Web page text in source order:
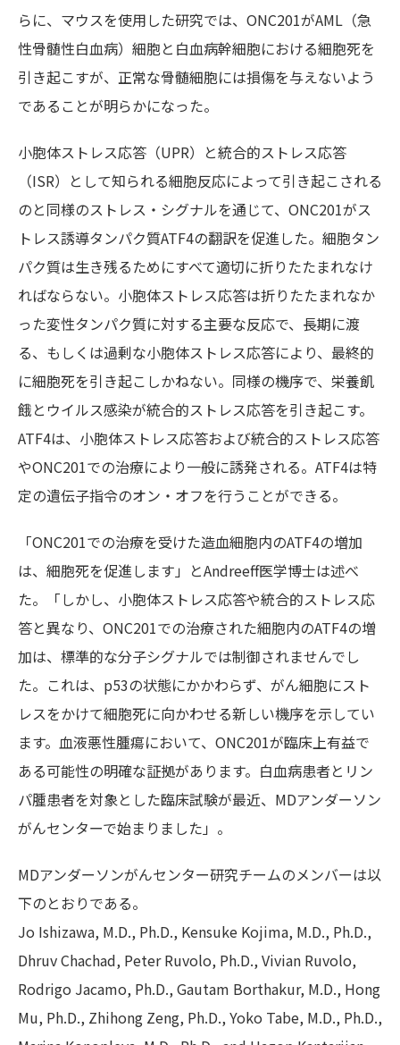
らに、マウスを使用した研究では、ONC201がAML（急
性骨髄性白血病）細胞と白血病幹細胞における細胞死を
引き起こすが、正常な骨髄細胞には損傷を与えないよう
であることが明らかになった。
小胞体ストレス応答（UPR）と統合的ストレス応答
（ISR）として知られる細胞反応によって引き起こされる
のと同様のストレス・シグナルを通じて、ONC201がス
トレス誘導タンパク質ATF4の翻訳を促進した。細胞タン
パク質は生き残るためにすべて適切に折りたたまれなけ
ればならない。小胞体ストレス応答は折りたたまれなか
った変性タンパク質に対する主要な反応で、長期に渡
る、もしくは過剰な小胞体ストレス応答により、最終的
に細胞死を引き起こしかねない。同様の機序で、栄養飢
餓とウイルス感染が統合的ストレス応答を引き起こす。
ATF4は、小胞体ストレス応答および統合的ストレス応答
やONC201での治療により一般に誘発される。ATF4は特
定の遺伝子指令のオン・オフを行うことができる。
「ONC201での治療を受けた造血細胞内のATF4の増加
は、細胞死を促進します」とAndreeff医学博士は述べ
た。「しかし、小胞体ストレス応答や統合的ストレス応
答と異なり、ONC201での治療された細胞内のATF4の増
加は、標準的な分子シグナルでは制御されませんでし
た。これは、p53の状態にかかわらず、がん細胞にスト
レスをかけて細胞死に向かわせる新しい機序を示してい
ます。血液悪性腫瘍において、ONC201が臨床上有益で
ある可能性の明確な証拠があります。白血病患者とリン
パ腫患者を対象とした臨床試験が最近、MDアンダーソン
がんセンターで始まりました」。
MDアンダーソンがんセンター研究チームのメンバーは以
下のとおりである。
Jo Ishizawa, M.D., Ph.D., Kensuke Kojima, M.D., Ph.D.,
Dhruv Chachad, Peter Ruvolo, Ph.D., Vivian Ruvolo,
Rodrigo Jacamo, Ph.D., Gautam Borthakur, M.D., Hong
Mu, Ph.D., Zhihong Zeng, Ph.D., Yoko Tabe, M.D., Ph.D.,